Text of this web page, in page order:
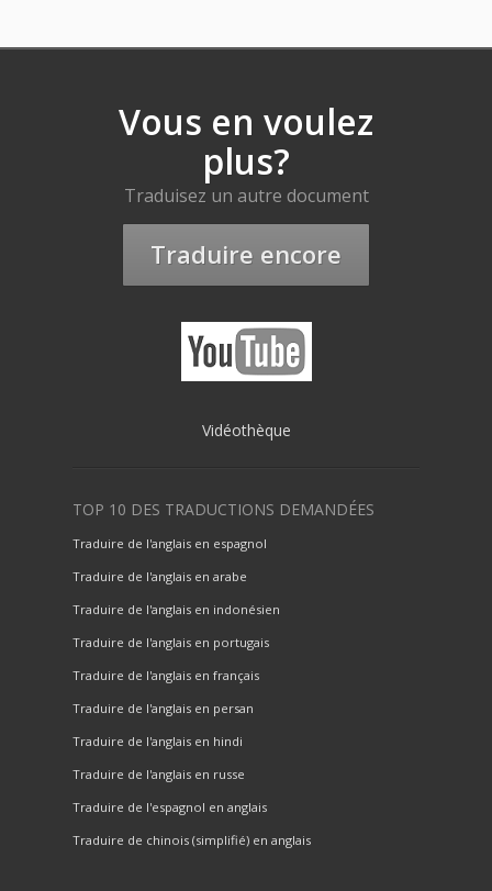
Vous en voulez
plus?
Traduisez un autre document
Traduire encore
Vidéothèque
TOP 10 DES TRADUCTIONS DEMANDÉES
Traduire de l'anglais en espagnol
Traduire de l'anglais en arabe
Traduire de l'anglais en indonésien
Traduire de l'anglais en portugais
Traduire de l'anglais en français
Traduire de l'anglais en persan
Traduire de l'anglais en hindi
Traduire de l'anglais en russe
Traduire de l'espagnol en anglais
Traduire de chinois (simplifié) en anglais